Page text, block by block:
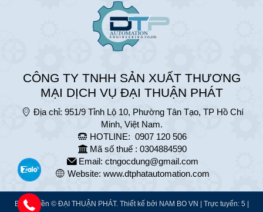
CÔNG TY TNHH SẢN XUẤT THƯƠNG
MẠI DỊCH VỤ ĐẠI THUẬN PHÁT
Địa chỉ: 951/9 Tỉnh Lộ 10, Phường Tân Tạo, TP Hồ Chí
Minh, Việt Nam.
HOTLINE: 0907 120 506
Mã số thuế : 0304884590
Email: ctngocdung@gmail.com
Website: www.dtphatautomation.com
Bản quyền © ĐẠI THUẬN PHÁT. Thiết kế bởi NAM BO VN | Trực tuyến: 5 |